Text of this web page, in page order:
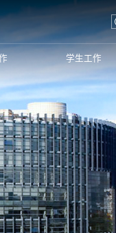
学生工作